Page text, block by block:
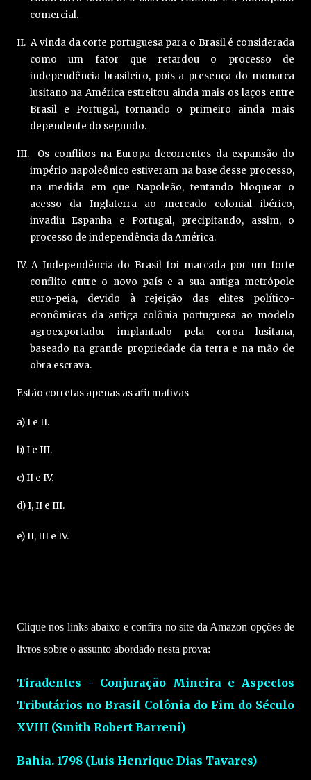
comercial.
II. A vinda da corte portuguesa para o Brasil é considerada
como um fator que retardou o processo de
independência brasileiro, pois a presença do monarca
lusitano na América estreitou ainda mais os laços entre
Brasil e Portugal, tornando o primeiro ainda mais
dependente do segundo.
III. Os conflitos na Europa decorrentes da expansão do
império napoleônico estiveram na base desse processo,
na medida em que Napoleão, tentando bloquear o
acesso da Inglaterra ao mercado colonial ibérico,
invadiu Espanha e Portugal, precipitando, assim, o
processo de independência da América.
IV. A Independência do Brasil foi marcada por um forte
conflito entre o novo país e a sua antiga metrópole
euro-peia, devido à rejeição das elites político-
econômicas da antiga colônia portuguesa ao modelo
agroexportador implantado pela coroa lusitana,
baseado na grande propriedade da terra e na mão de
obra escrava.
Estão corretas apenas as afirmativas
a) I e II.
b) I e III.
c) II e IV.
d) I, II e III.
e) II, III e IV.
Clique nos links abaixo e confira no site da Amazon opções de
livros sobre o assunto abordado nesta prova:
Tiradentes - Conjuração Mineira e Aspectos
Tributários no Brasil Colônia do Fim do Século
XVIII (Smith Robert Barreni)
Bahia. 1798 (Luis Henrique Dias Tavares)